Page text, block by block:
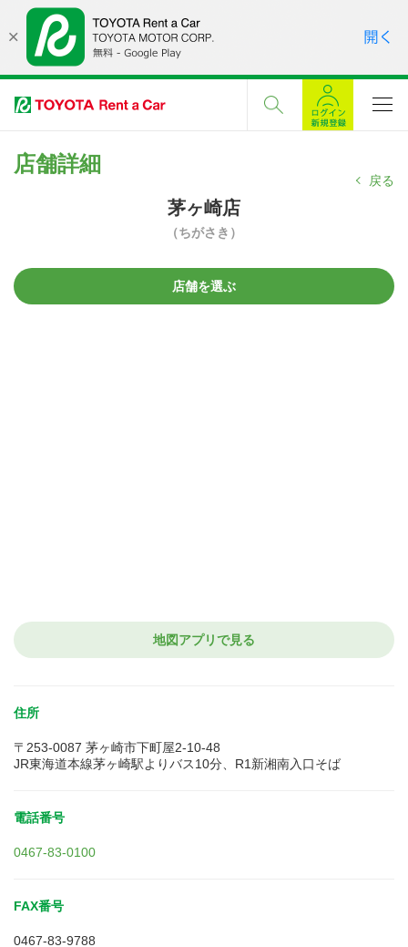
店舗詳細
戻る
茅ヶ崎店
（ちがさき）
店舗を選ぶ
地図アプリで見る
住所
〒253-0087 茅ヶ崎市下町屋2-10-48
JR東海道本線茅ヶ崎駅よりバス10分、R1新湘南入口そば
電話番号
0467-83-0100
FAX番号
0467-83-9788